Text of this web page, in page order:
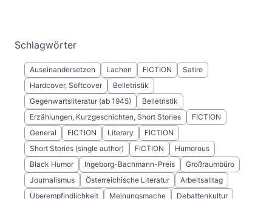
Schlagwörter
Auseinandersetzen Lachen FICTION
Satire
Hardcover, Softcover
Belletristik
Gegenwartsliteratur (ab 1945)
Belletristik
Erzählungen, Kurzgeschichten, Short Stories
FICTION
General
FICTION Literary
FICTION
Short Stories (single author)
FICTION
Humorous
Black Humor
Ingeborg-Bachmann-Preis
Großraumbüro
Journalismus
Österreichische Literatur
Arbeitsalltag
Überempfindlichkeit
Meinungsmache Debattenkultur